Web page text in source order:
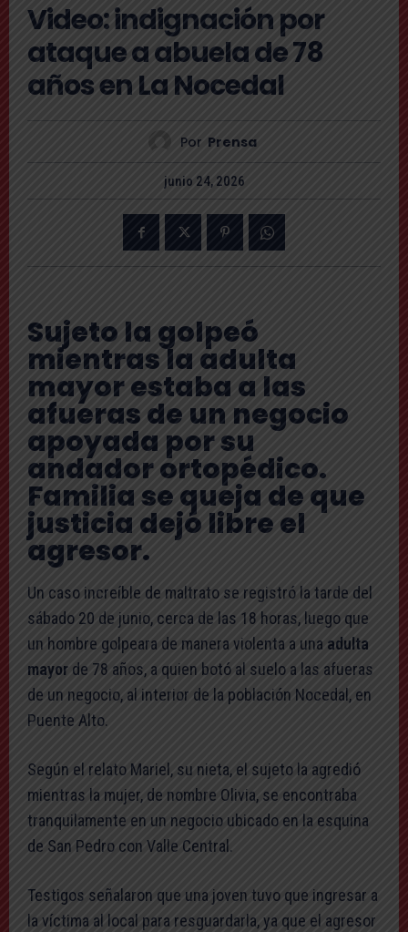
Video: indignación por
ataque a abuela de 78
años en La Nocedal
Por Prensa
junio 24, 2026
Sujeto la golpeó
mientras la adulta
mayor estaba a las
afueras de un negocio
apoyada por su
andador ortopédico.
Familia se queja de que
justicia dejó libre el
agresor.
Un caso increíble de maltrato se registró la tarde del
sábado 20 de junio, cerca de las 18 horas, luego que
un hombre golpeara de manera violenta a una adulta
mayor de 78 años, a quien botó al suelo a las afueras
de un negocio, al interior de la población Nocedal, en
Puente Alto.
Según el relato Mariel, su nieta, el sujeto la agredió
mientras la mujer, de nombre Olivia, se encontraba
tranquilamente en un negocio ubicado en la esquina
de San Pedro con Valle Central.
Testigos señalaron que una joven tuvo que ingresar a
la víctima al local para resguardarla, ya que el agresor